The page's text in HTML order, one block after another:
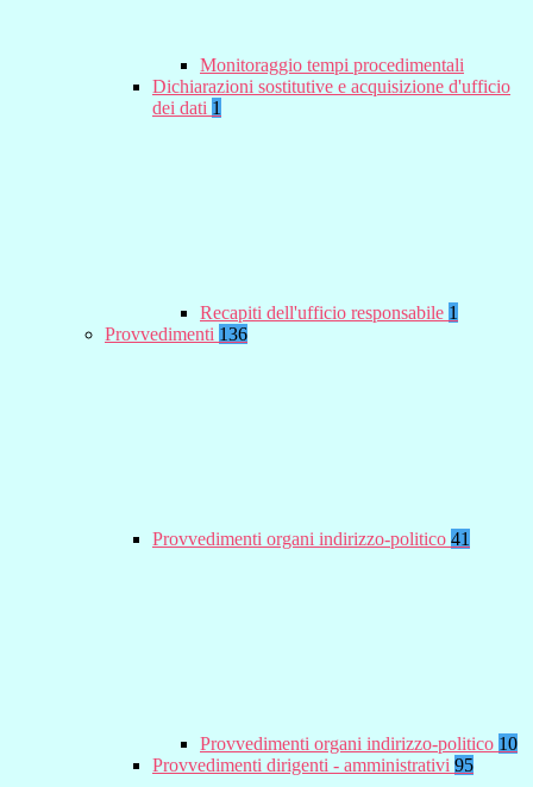
Monitoraggio tempi procedimentali
Dichiarazioni sostitutive e acquisizione d'ufficio
dei dati 1
Recapiti dell'ufficio responsabile 1
Provvedimenti 136
Provvedimenti organi indirizzo-politico 41
Provvedimenti organi indirizzo-politico 10
Provvedimenti dirigenti - amministrativi 95